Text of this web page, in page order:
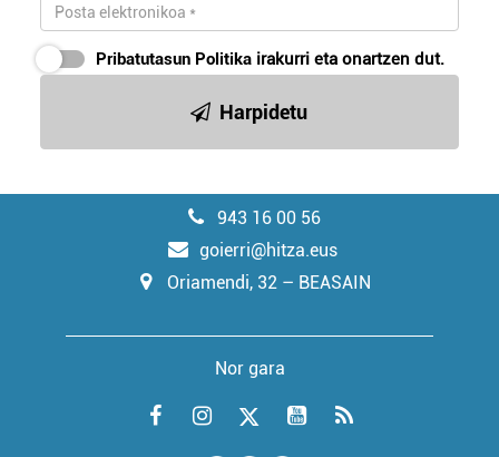
Pribatutasun Politika irakurri eta onartzen dut.
Harpidetu
943 16 00 56
goierri@hitza.eus
Oriamendi, 32 – BEASAIN
Nor gara